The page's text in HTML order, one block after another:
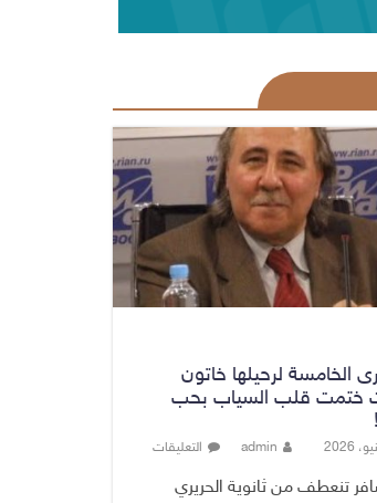
الخامسة لرحيلها خاتون
ختمت قلب السياب بحب
admin التعليقات
تنعطف من ثانوية الحريري